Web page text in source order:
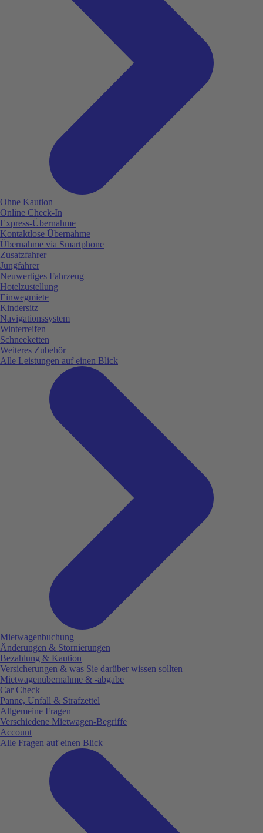
Ohne Kaution
Online Check-In
Express-Übernahme
Kontaktlose Übernahme
Übernahme via Smartphone
Zusatzfahrer
Jungfahrer
Neuwertiges Fahrzeug
Hotelzustellung
Einwegmiete
Kindersitz
Navigationssystem
Winterreifen
Schneeketten
Weiteres Zubehör
Alle Leistungen auf einen Blick
Mietwagenbuchung
Änderungen & Stornierungen
Bezahlung & Kaution
Versicherungen & was Sie darüber wissen sollten
Mietwagenübernahme & -abgabe
Car Check
Panne, Unfall & Strafzettel
Allgemeine Fragen
Verschiedene Mietwagen-Begriffe
Account
Alle Fragen auf einen Blick